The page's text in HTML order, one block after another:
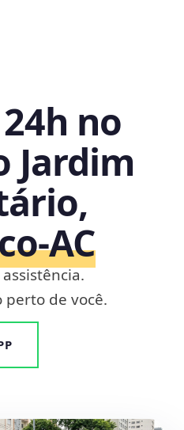
no
Jardim
perto de você.